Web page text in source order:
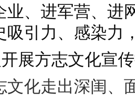
业、进军营、进
吸引力、感染力
展方志文化宣
文化走出深闺、